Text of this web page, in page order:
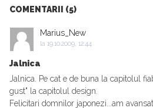
COMENTARII (5)
Marius_New
la 19.10.2009, 12:44
Jalnica
Jalnica. Pe cat e de buna la capitolul
gust" la capitolul design.
Felicitari domnilor japonezi...am